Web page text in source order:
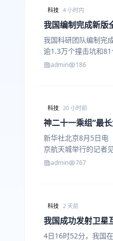
科技 4 小时内
我国编制完成新版
我国科研团队编制完
逾1.3万个撞击坑和
admin 186
科技 20 小时前
神二十一乘组“最
新华社北京8月5日电
京航天城举行的记者
admin 767
科技 2 天前
我国成功发射卫星
4日16时52分，我国